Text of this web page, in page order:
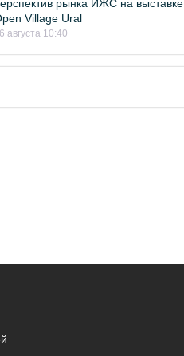
рынка ИЖС на выставке
Village Ural
августа 10:40